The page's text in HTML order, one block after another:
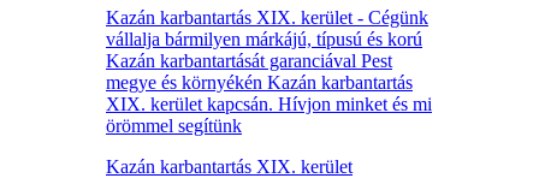
Kazán karbantartás XIX. kerület - Cégünk
vállalja bármilyen márkájú, típusú és korú
Kazán karbantartását garanciával Pest
megye és környékén Kazán karbantartás
XIX. kerület kapcsán. Hívjon minket és mi
örömmel segítünk
Kazán karbantartás XIX. kerület